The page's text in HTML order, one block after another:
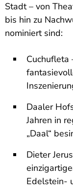
Stadt – von
bis hin zu
nominiert sind:
Cuchufleta
Daaler
Jahren in
„Daal“
Dieter
Edelstein-